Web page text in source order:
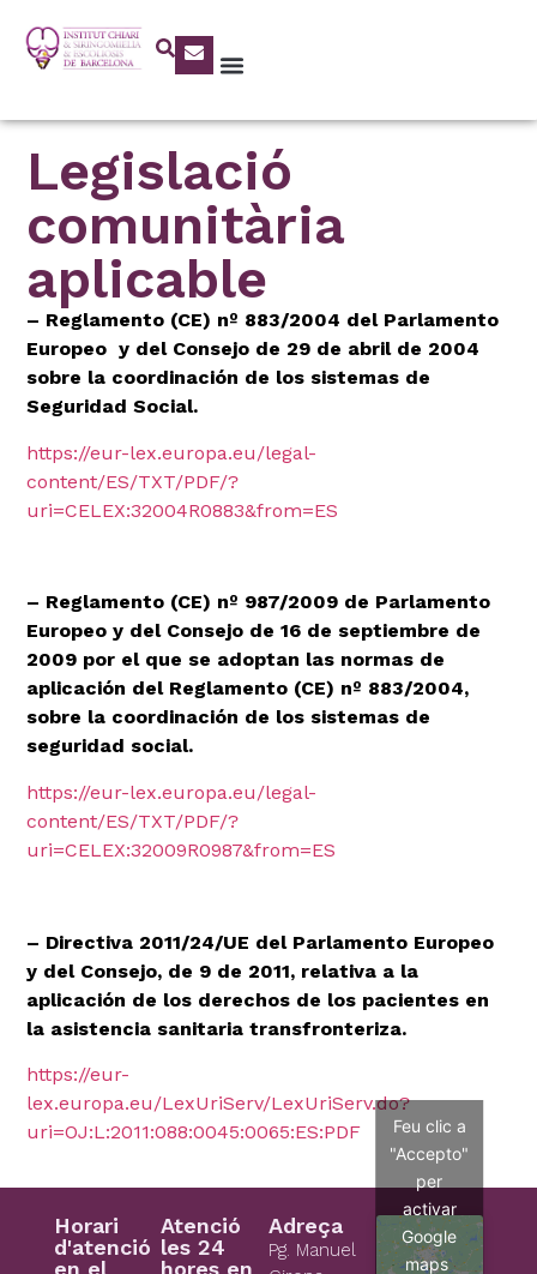
Legislació
comunitària
aplicable
– Reglamento (CE) nº 883/2004 del Parlamento
Europeo y del Consejo de 29 de abril de 2004
sobre la coordinación de los sistemas de
Seguridad Social.
https://eur-lex.europa.eu/legal-
content/ES/TXT/PDF/?
uri=CELEX:32004R0883&from=ES
– Reglamento (CE) nº 987/2009 de Parlamento
Europeo y del Consejo de 16 de septiembre de
2009 por el que se adoptan las normas de
aplicación del Reglamento (CE) nº 883/2004,
sobre la coordinación de los sistemas de
seguridad social.
https://eur-lex.europa.eu/legal-
content/ES/TXT/PDF/?
uri=CELEX:32009R0987&from=ES
– Directiva 2011/24/UE del Parlamento Europeo
y del Consejo, de 9 de 2011, relativa a la
aplicación de los derechos de los pacientes en
la asistencia sanitaria transfronteriza.
https://eur-
lex.europa.eu/LexUriServ/LexUriServ.do?
uri=OJ:L:2011:088:0045:0065:ES:PDF
Horari
d'atenció
en el
Atenció
les 24
hores en
Adreça
Pg. Manuel
Feu clic a
"Accepto"
per
activar
Google
maps